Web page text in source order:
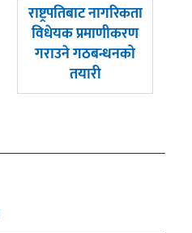
अघिल्लाे
-
राष्ट्रपतिबाट नागरिकता
विधेयक प्रमाणीकरण
गराउने गठबन्धनको
तयारी